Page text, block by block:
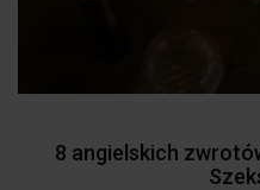
8 angielskich